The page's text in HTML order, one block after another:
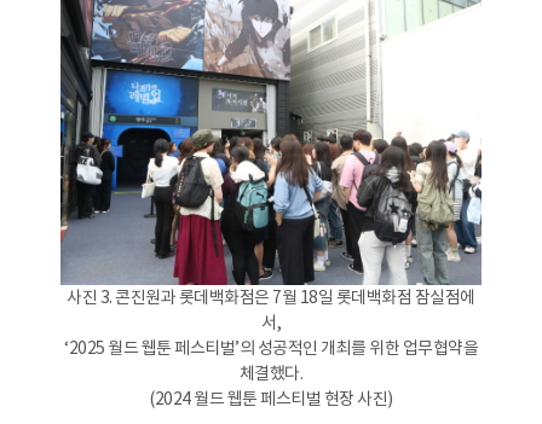
사진 3. 콘진원과 롯데백화점은 7월 18일 롯데백화점 잠실점에
서,
‘2025 월드 웹툰 페스티벌’의 성공적인 개최를 위한 업무협약을
체결했다.
(2024 월드 웹툰 페스티벌 현장 사진)